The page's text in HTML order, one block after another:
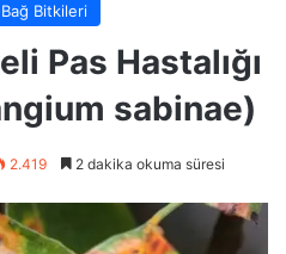
Bitkileri
Pas Hastalığı
sabinae)
2.419 2 dakika okuma süresi